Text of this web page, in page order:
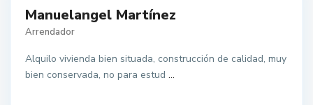
Manuelangel Martínez
Arrendador
Alquilo vivienda bien situada, construcción de calidad, muy
bien conservada, no para estud ...